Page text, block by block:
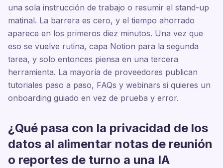
una sola instrucción de trabajo o resumir el stand-up
matinal. La barrera es cero, y el tiempo ahorrado
aparece en los primeros diez minutos. Una vez que
eso se vuelve rutina, capa Notion para la segunda
tarea, y solo entonces piensa en una tercera
herramienta. La mayoría de proveedores publican
tutoriales paso a paso, FAQs y webinars si quieres un
onboarding guiado en vez de prueba y error.
¿Qué pasa con la privacidad de los
datos al alimentar notas de reunión
o reportes de turno a una IA